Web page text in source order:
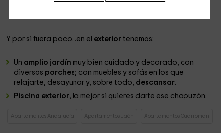
Y por si fuera poco...en el exterior tenemos:
Un amplio jardín muy bien cuidado y decorado, con
diversos porches; con muebles y sofás en los que
relajarte, desayunar y, sobre todo, descansar.
Piscina exterior, la mejor si quieres darte ese chapuzón.
Apartamentos Andalucía Apartamentos Jaén Apartamentos Guarroman